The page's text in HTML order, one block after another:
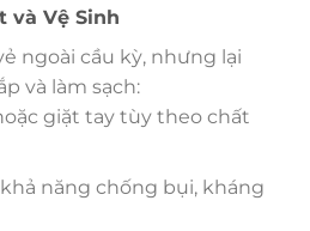
và Vệ Sinh
ngoài cầu kỳ, nhưng lại
và làm sạch:
giặt tay tùy theo chất
khả năng chống bụi, kháng